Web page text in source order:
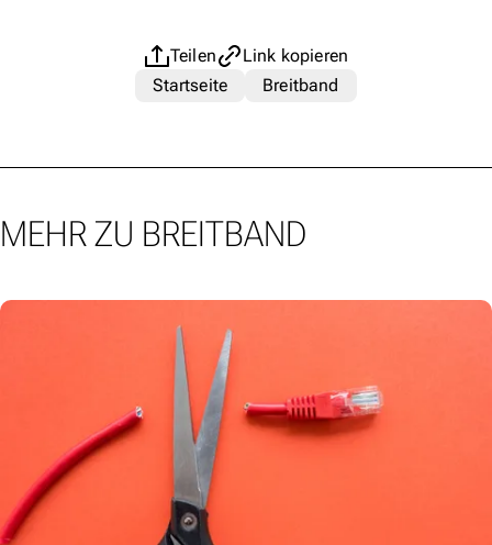
Teilen
Link kopieren
Startseite
Breitband
MEHR ZU BREITBAND